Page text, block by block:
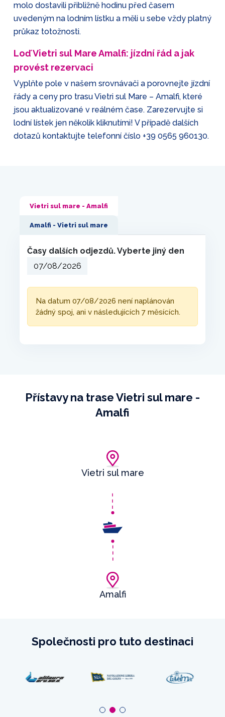
molo dostavili přibližně hodinu před časem
uvedeným na lodním lístku a měli u sebe vždy platný
průkaz totožnosti.
Loď Vietri sul Mare Amalfi: jízdní řád a jak
provést rezervaci
Vyplňte pole v našem srovnávači a porovnejte jízdní
řády a ceny pro trasu Vietri sul Mare – Amalfi, které
jsou aktualizované v reálném čase. Zarezervujte si
lodní lístek jen několik kliknutími! V případě dalších
dotazů kontaktujte telefonní číslo +39 0565 960130.
Vietri sul mare - Amalfi
Amalfi - Vietri sul mare
Časy dalších odjezdů. Vyberte jiný den
Na datum 07/08/2026 není naplánován
žádný spoj, ani v následujících 7 měsících.
Přístavy na trase Vietri sul mare -
Amalfi
Vietri sul mare
Amalfi
Společnosti pro tuto destinaci